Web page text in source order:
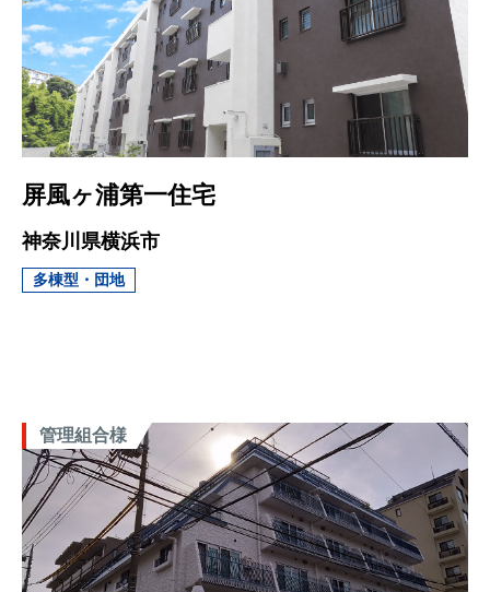
屏風ヶ浦第一住宅
神奈川県横浜市
多棟型・団地
管理組合様